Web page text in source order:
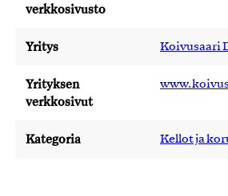
verkkosivusto
Yritys Koivusaari
Yrityksen
verkkosivut
Kategoria Kellot ja